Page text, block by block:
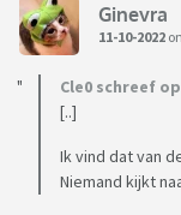
Ginevra
11-10-2022
Cle0 schreef op
[..]
Ik vind dat van
Niemand kijkt